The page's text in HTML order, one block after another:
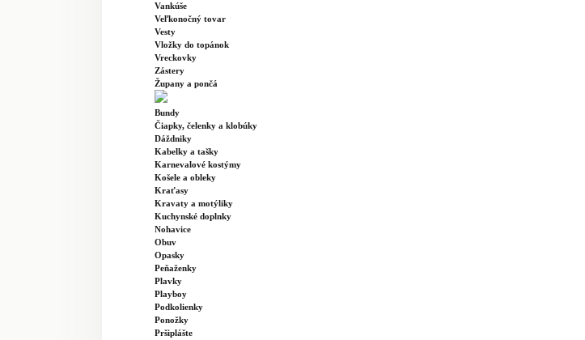
Vankúše
Veľkonočný tovar
Vesty
Vložky do topánok
Vreckovky
Zástery
Župany a pončá
Bundy
Čiapky, čelenky a klobúky
Dáždniky
Kabelky a tašky
Karnevalové kostýmy
Košele a obleky
Kraťasy
Kravaty a motýliky
Kuchynské doplnky
Nohavice
Obuv
Opasky
Peňaženky
Plavky
Playboy
Podkolienky
Ponožky
Pršiplášte